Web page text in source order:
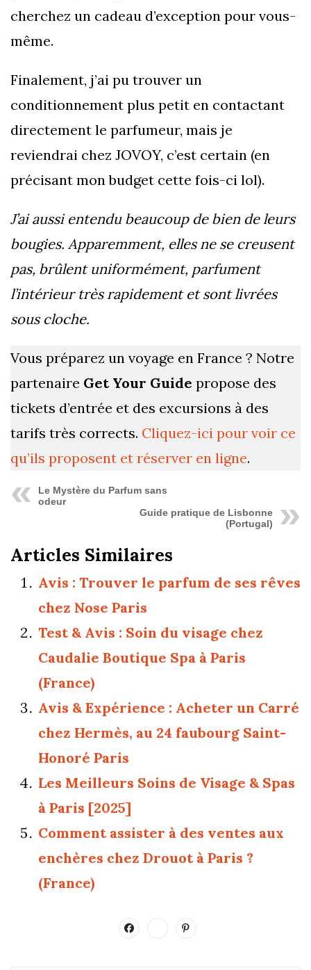
cherchez un cadeau d’exception pour vous-
même.
Finalement, j’ai pu trouver un
conditionnement plus petit en contactant
directement le parfumeur, mais je
reviendrai chez JOVOY, c’est certain (en
précisant mon budget cette fois-ci lol).
J’ai aussi entendu beaucoup de bien de leurs
bougies. Apparemment, elles ne se creusent
pas, brûlent uniformément, parfument
l’intérieur très rapidement et sont livrées
sous cloche.
Vous préparez un voyage en France ? Notre
partenaire Get Your Guide propose des
tickets d’entrée et des excursions à des
tarifs très corrects. Cliquez-ici pour voir ce
qu’ils proposent et réserver en ligne.
Le Mystère du Parfum sans
odeur
Guide pratique de Lisbonne
(Portugal)
Articles Similaires
Avis : Trouver le parfum de ses rêves
chez Nose Paris
Test & Avis : Soin du visage chez
Caudalie Boutique Spa à Paris
(France)
Avis & Expérience : Acheter un Carré
chez Hermès, au 24 faubourg Saint-
Honoré Paris
Les Meilleurs Soins de Visage & Spas
à Paris [2025]
Comment assister à des ventes aux
enchères chez Drouot à Paris ?
(France)